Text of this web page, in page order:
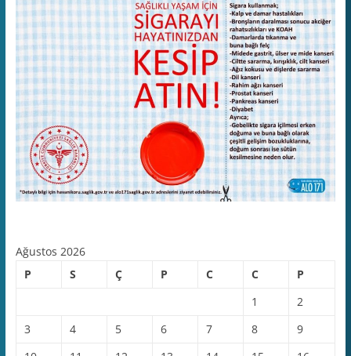
Ağustos 2026
P
S Ç P C C
P
1
2
3
4 5 6 7 8
9